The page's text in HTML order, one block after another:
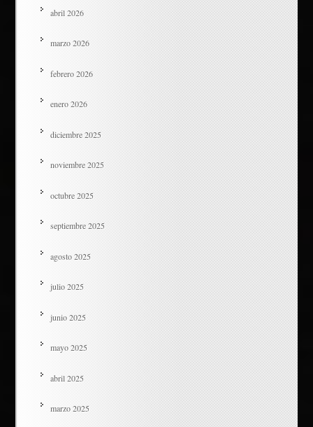
abril 2026
marzo 2026
febrero 2026
enero 2026
diciembre 2025
noviembre 2025
octubre 2025
septiembre 2025
agosto 2025
julio 2025
junio 2025
mayo 2025
abril 2025
marzo 2025